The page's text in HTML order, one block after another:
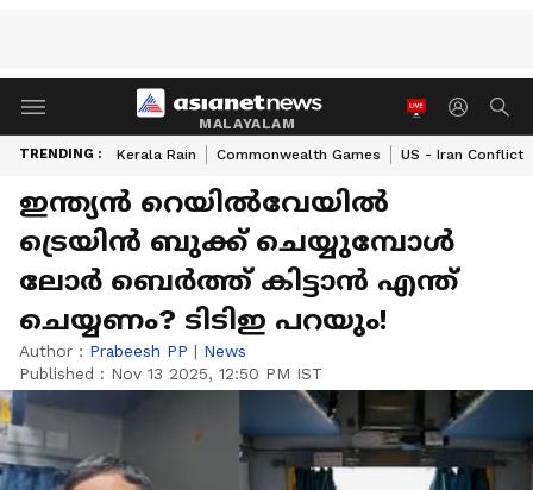
MALAYALAM
TRENDING : Kerala Rain Commonwealth Games US - Iran Conflict
ഇന്ത്യൻ റെയിൽവേയിൽ
ട്രെയിൻ ബുക്ക് ചെയ്യുമ്പോൾ
ലോര്‍ ബെര്‍ത്ത് കിട്ടാൻ എന്ത്
ചെയ്യണം? ടിടിഇ പറയും!
Author : Prabeesh PP | News
Published : Nov 13 2025, 12:50 PM IST